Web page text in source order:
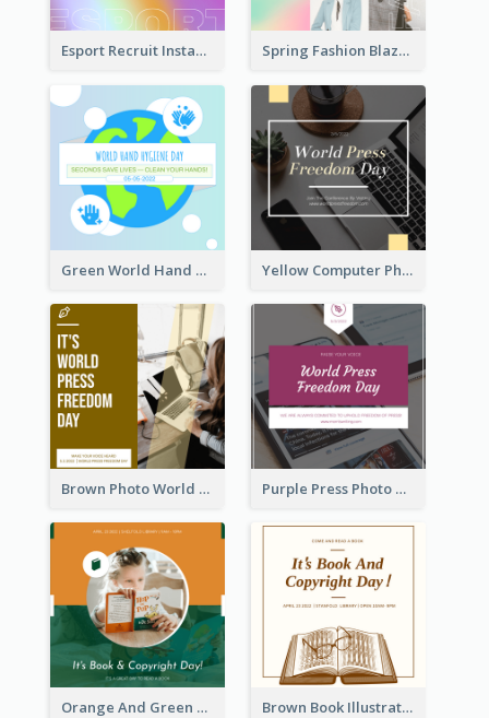
Esport Recruit Instagram Post Spring Fashion Blazer Instagram Post
Green World Hand Hygiene Day Instagram Post Yellow Computer Photo World Press Freedom Day Instagram Post
Brown Photo World Press Freedom Day Instagram Post Purple Press Photo World Press Freedom Day Instagram Post
Orange And Green Photo Book And Copyright Day Instagram Post Brown Book Illustration Book And Copyright Day Instagram Post